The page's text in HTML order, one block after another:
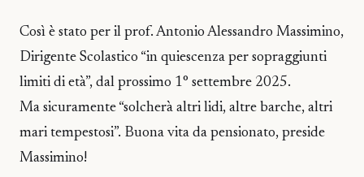
Così è stato per il prof. Antonio Alessandro Massimino,
Dirigente Scolastico “in quiescenza per sopraggiunti
limiti di età”, dal prossimo 1° settembre 2025.
Ma sicuramente “solcherà altri lidi, altre barche, altri
mari tempestosi”. Buona vita da pensionato, preside
Massimino!